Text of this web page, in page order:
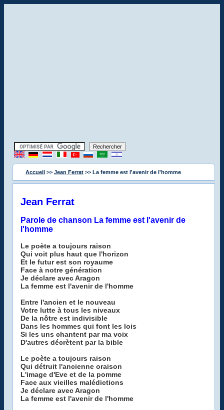
Accueil >> Jean Ferrat >> La femme est l'avenir de l'homme
Jean Ferrat
Parole de chanson La femme est l'avenir de
l'homme
Le poète a toujours raison
Qui voit plus haut que l'horizon
Et le futur est son royaume
Face à notre génération
Je déclare avec Aragon
La femme est l'avenir de l'homme
Entre l'ancien et le nouveau
Votre lutte à tous les niveaux
De la nôtre est indivisible
Dans les hommes qui font les lois
Si les uns chantent par ma voix
D'autres décrètent par la bible
Le poète a toujours raison
Qui détruit l'ancienne oraison
L'image d'Eve et de la pomme
Face aux vieilles malédictions
Je déclare avec Aragon
La femme est l'avenir de l'homme